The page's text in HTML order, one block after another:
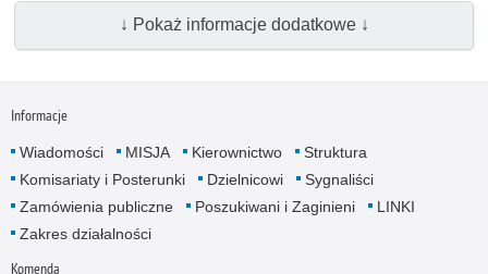
↓ Pokaż informacje dodatkowe ↓
Informacje
Wiadomości MISJA Kierownictwo
Struktura
Komisariaty i Posterunki
Dzielnicowi
Sygnaliści
Zamówienia publiczne
Poszukiwani i Zaginieni
LINKI
Zakres działalności
Komenda